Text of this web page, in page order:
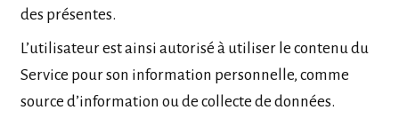
des présentes.
L’utilisateur est ainsi autorisé à utiliser le contenu du
Service pour son information personnelle, comme
source d’information ou de collecte de données.